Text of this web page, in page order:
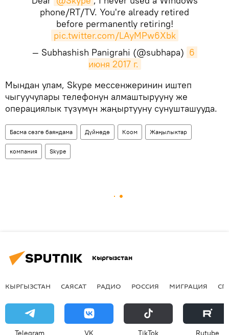
phone/RT/TV. You're already retired
before permanently retiring!
pic.twitter.com/LAyMPw6Xbk
— Subhashish Panigrahi (@subhapa) 6
июня 2017 г.
​Мындан улам, Skype мессенжеринин иштеп
чыгуучулары телефонун алмаштырууну же
операциялык түзүмүн жаңыртууну сунушташууда.
Басма сөзгө баяндама Дүйнөдө Коом Жаңылыктар
компания Skype
Кыргызстан
КЫРГЫЗСТАН САЯСАТ РАДИО РОССИЯ МИГРАЦИЯ
Telegram VK ТikТоk Rutube